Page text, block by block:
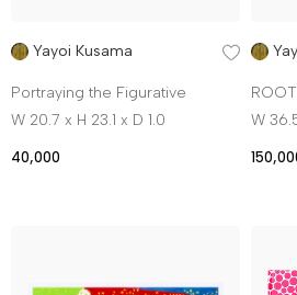
Yayoi Kusama
Portraying the Figurative
W 20.7 x H 23.1 x D 1.0
40,000
W